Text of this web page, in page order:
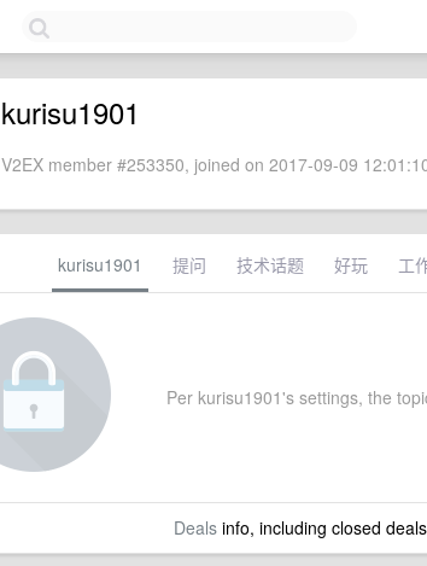
kurisu1901
V2EX member #253350, joined on 2017-09-09
kurisu1901 提问 技术话题 好玩 工
Per kurisu1901's settings, the
Dealsinfo, including closed